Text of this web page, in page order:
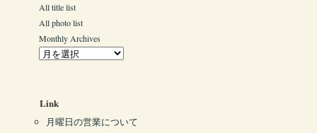
All title list
All photo list
Monthly Archives
Link
月曜日の営業について